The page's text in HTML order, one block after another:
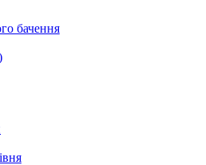
бачення